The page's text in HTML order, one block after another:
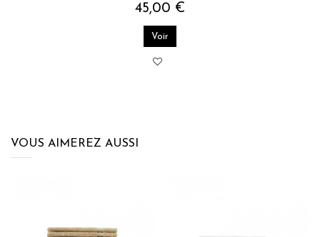
45,00 €
Voir
VOUS AIMEREZ AUSSI